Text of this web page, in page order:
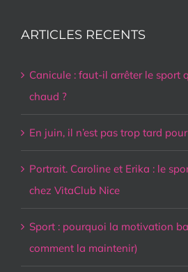
ARTICLES RECENTS
Canicule : faut-il arrêter le sport
chaud ?
En juin, il n’est pas trop tard
Portrait. Caroline et Erika : le
chez VitaClub Nice
Sport : pourquoi la motivation
comment la maintenir)